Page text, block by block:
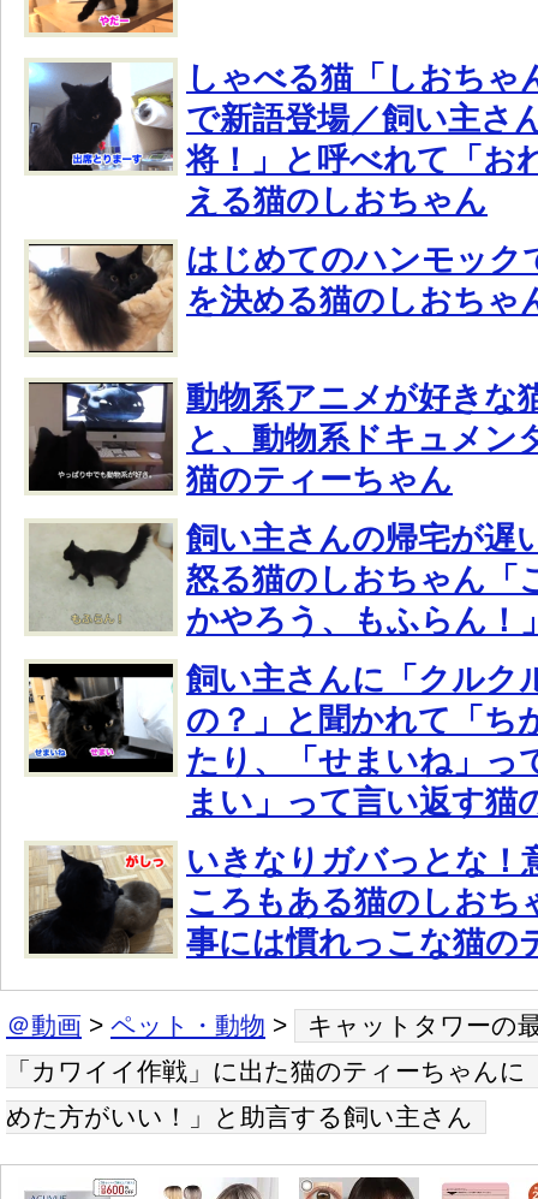
しゃべる猫「しおちゃ
で新語登場／飼い主さ
将！」と呼べれて「お
える猫のしおちゃん
はじめてのハンモック
を決める猫のしおちゃ
動物系アニメが好きな
と、動物系ドキュメン
猫のティーちゃん
飼い主さんの帰宅が遅
怒る猫のしおちゃん「
かやろう、もふらん！
飼い主さんに「クルク
の？」と聞かれて「ち
たり、「せまいね」っ
まい」って言い返す猫
いきなりガバっとな！
ころもある猫のしおち
事には慣れっこな猫の
＠動画 > ペット・動物 >
キャットタワーの
「カワイイ作戦」に出た猫のティーちゃん
めた方がいい！」と助言する飼い主さん